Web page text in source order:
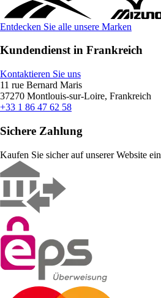
Entdecken Sie alle unsere Marken
Kundendienst in Frankreich
Kontaktieren Sie uns
11 rue Bernard Maris
37270 Montlouis-sur-Loire, Frankreich
+33 1 86 47 62 58
Sichere Zahlung
Kaufen Sie sicher auf unserer Website ein